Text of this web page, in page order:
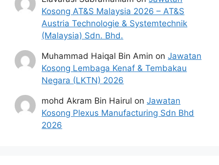
Kosong AT&S Malaysia 2026 – AT&S
Austria Technologie & Systemtechnik
(Malaysia) Sdn. Bhd.
Muhammad Haiqal Bin Amin onJawatan
Kosong Lembaga Kenaf & Tembakau
Negara (LKTN) 2026
mohd Akram Bin Hairul onJawatan
Kosong Plexus Manufacturing Sdn Bhd
2026